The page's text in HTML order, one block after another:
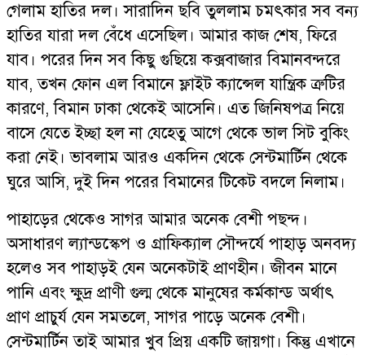
গেলাম হাতির দল। সারাদিন ছবি তুললাম চমৎকার সব বন্য
হাতির যারা দল বেঁধে এসেছিল। আমার কাজ শেষ, ফিরে
যাব। পরের দিন সব কিছু গুছিয়ে কক্সবাজার বিমানবন্দরে
যাব, তখন ফোন এল বিমানে ফ্লাইট ক্যান্সেল যান্ত্রিক ত্রুটির
কারণে, বিমান ঢাকা থেকেই আসেনি। এত জিনিষপত্র নিয়ে
বাসে যেতে ইচ্ছা হল না যেহেতু আগে থেকে ভাল সিট বুকিং
করা নেই। ভাবলাম আরও একদিন থেকে সেন্টমার্টিন থেকে
ঘুরে আসি, দুই দিন পরের বিমানের টিকেট বদলে নিলাম।
পাহাড়ের থেকেও সাগর আমার অনেক বেশী পছন্দ।
অসাধারণ ল্যান্ডস্কেপ ও গ্রাফিক্যাল সৌন্দর্যে পাহাড় অনবদ্য
হলেও সব পাহাড়ই যেন অনেকটাই প্রাণহীন। জীবন মানে
পানি এবং ক্ষুদ্র প্রাণী গুল্ম থেকে মানুষের কর্মকান্ড অর্থাৎ
প্রাণ প্রাচুর্য যেন সমতলে, সাগর পাড়ে অনেক বেশী।
সেন্টমার্টিন তাই আমার খুব প্রিয় একটি জায়গা। কিন্তু এখানে